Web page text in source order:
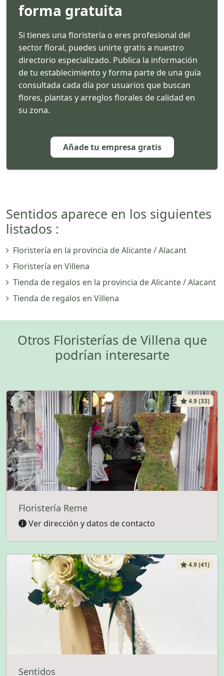
forma gratuita
Si tienes una floristería o eres profesional del
sector floral, puedes unirte gratis a nuestro
directorio especializado. Publica la información
de tu establecimiento y forma parte de una guía
consultada cada día por usuarios que buscan
flores, plantas y arreglos florales de calidad en
su zona.
Añade tu empresa gratis
Sentidos aparece en los siguientes
listados :
Floristería en la provincia de Alicante / Alacant
Floristería en Villena
Tienda de regalos en la provincia de Alicante / Alacant
Tienda de regalos en Villena
Otros Floristerías de Villena que
podrían interesarte
4.9 (33)
Floristería Reme
Ver dirección y datos de contacto
4.9 (41)
Sentidos